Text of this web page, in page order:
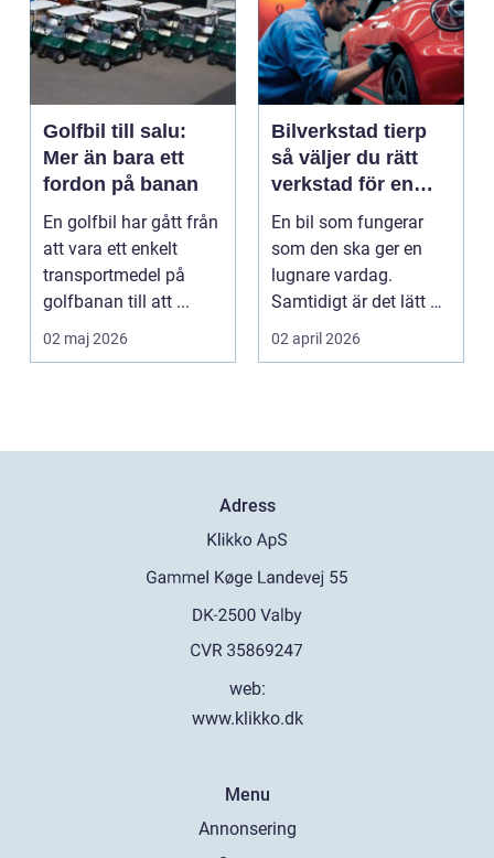
Golfbil till salu:
Mer än bara ett
fordon på banan
En golfbil har gått från
att vara ett enkelt
transportmedel på
golfbanan till att ...
02 maj 2026
Bilverkstad tierp
så väljer du rätt
verkstad för en
tryggare bilvardag
En bil som fungerar
som den ska ger en
lugnare vardag.
Samtidigt är det lätt att
skjuta upp service ...
02 april 2026
Adress
web:
www.klikko.dk
Menu
Annonsering